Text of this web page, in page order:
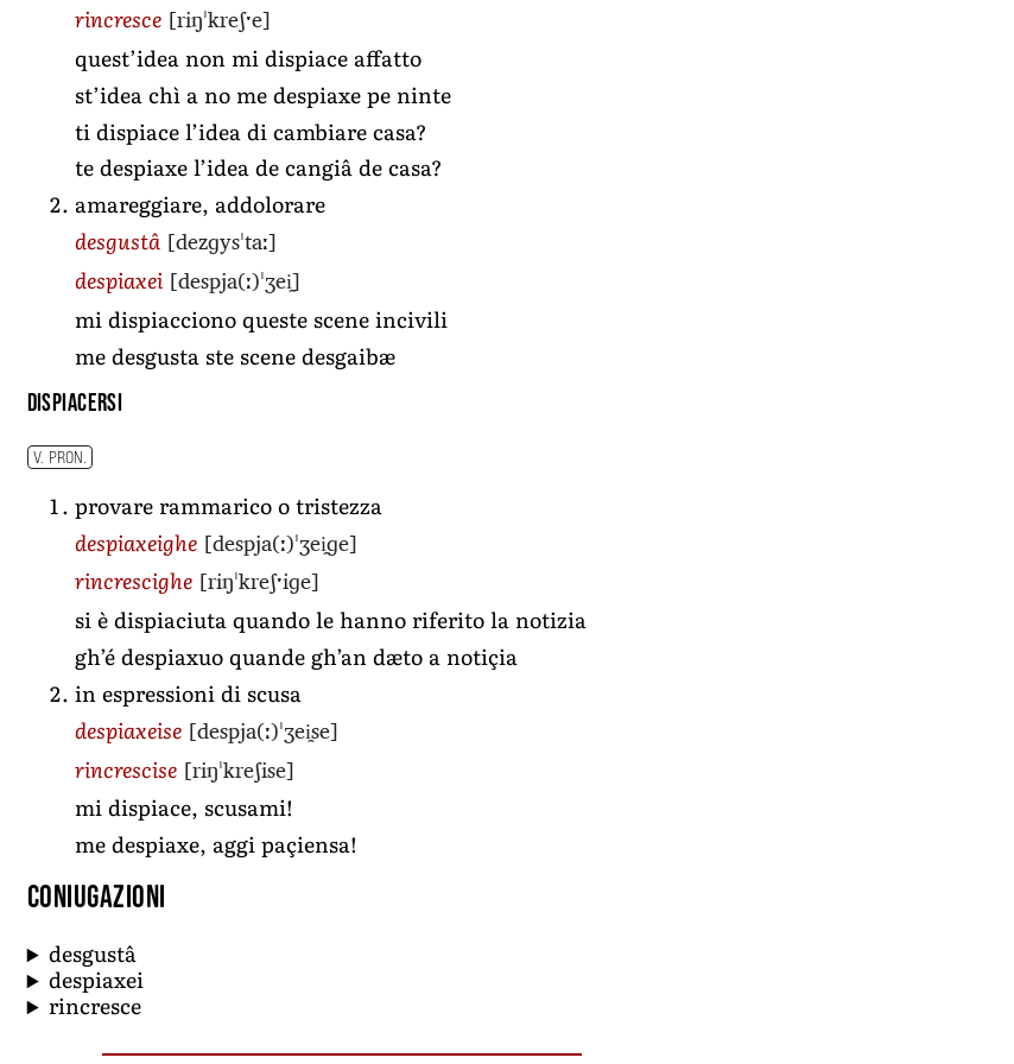
rincresce [riŋˈkreʃˑe]
quest’idea non mi dispiace affatto
st’idea chì a no me despiaxe pe ninte
ti dispiace l’idea di cambiare casa?
te despiaxe l’idea de cangiâ de casa?
amareggiare, addolorare
desgustâ [dezɡysˈtaː]
despiaxei [despja(ː)ˈʒei̯]
mi dispiacciono queste scene incivili
me desgusta ste scene desgaibæ
dispiacersi
V. PRON.
provare rammarico o tristezza
despiaxeighe [despja(ː)ˈʒei̯ɡe]
rincrescighe [riŋˈkreʃˑiɡe]
si è dispiaciuta quando le hanno riferito la notizia
gh’é despiaxuo quande gh’an dæto a notiçia
in espressioni di scusa
despiaxeise [despja(ː)ˈʒei̯se]
rincrescise [riŋˈkreʃise]
mi dispiace, scusami!
me despiaxe, aggi paçiensa!
Coniugazioni
desgustâ
despiaxei
rincresce